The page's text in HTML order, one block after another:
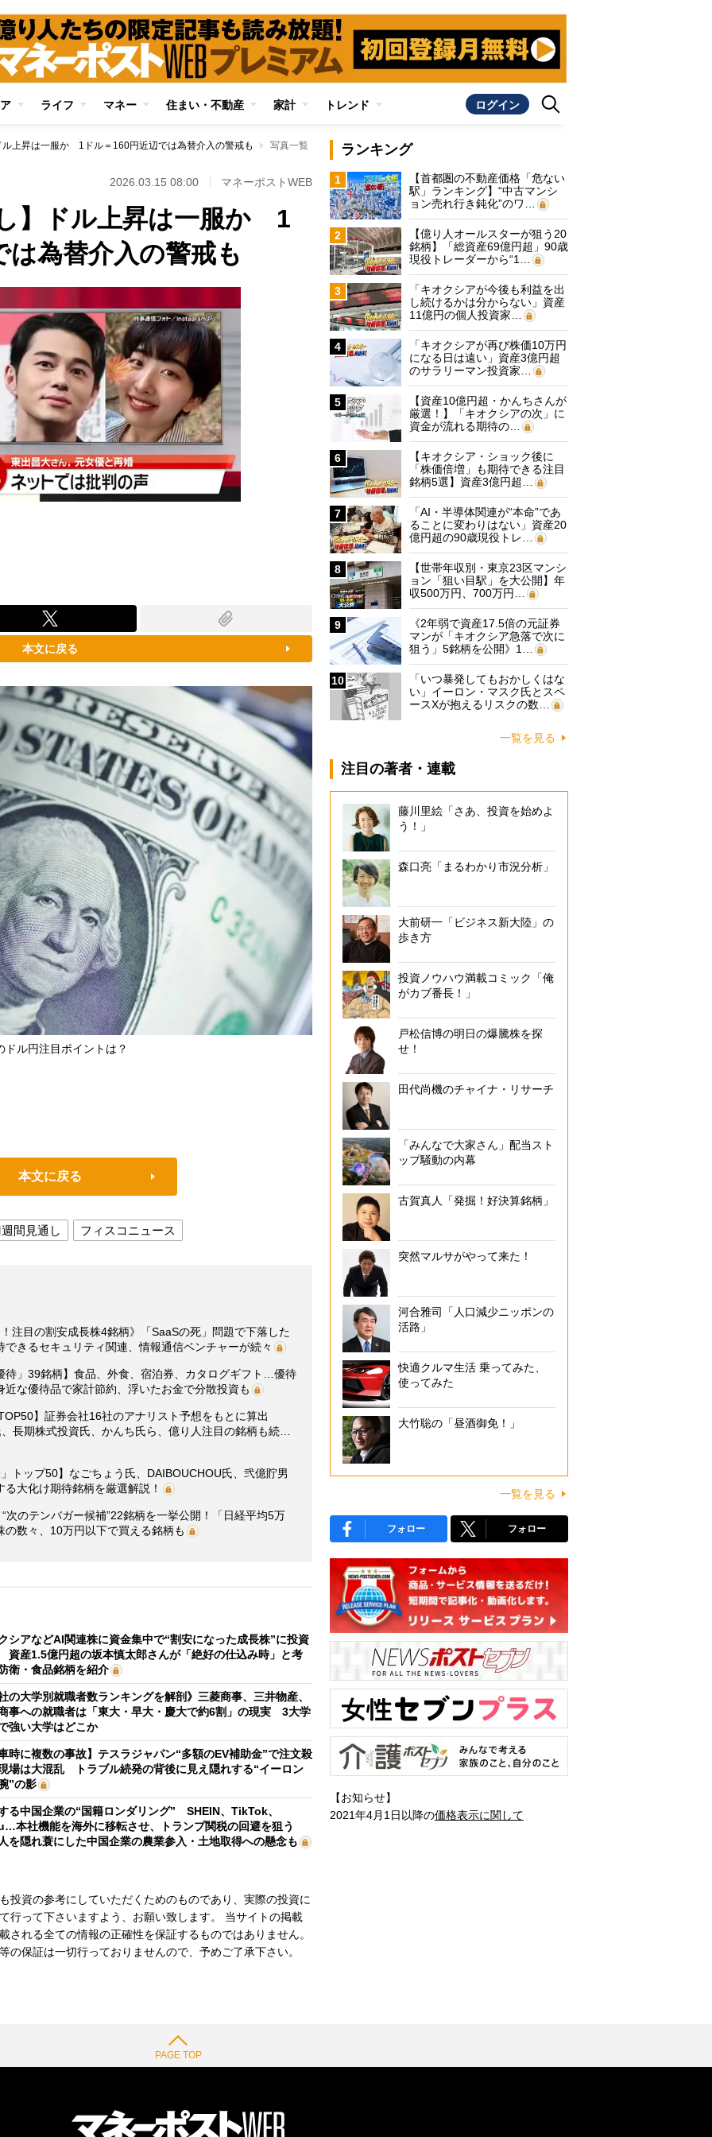
ライフ マネー 住まい・不動産 家計 トレンド ログイン
ル上昇は一服か 1ドル＝160円近辺では為替介入の警戒も 写真一覧
2026.03.15 08:00 マネーポストWEB
】ドル上昇は一服か 1
為替介入の警戒も
本文に戻る
ドル円注目ポイントは？
本文に戻る
間見通し フィスコニュース
注目の割安成長株4銘柄》「SaaSの死」問題で下落した
きるセキュリティ関連、情報通信ベンチャーが続々
待」39銘柄】食品、外食、宿泊券、カタログギフト…優待
な優待品で家計節約、浮いたお金で分散投資も
】証券会社16社のアナリスト予想をもとに算出
長期株式投資氏、かんち氏ら、億り人注目の銘柄も続…
トップ50】なごちょう氏、DAIBOUCHOU氏、弐億貯男
大化け期待銘柄を厳選解説！
次のテンバガー候補”22銘柄を一挙公開！「日経平均5万
数々、10万円以下で買える銘柄も
シアなどAI関連株に資金集中で“割安になった成長株”に投資
産1.5億円超の坂本慎太郎さんが「絶好の仕込み時」と考
衛・食品銘柄を紹介
の大学別就職者数ランキングを解剖》三菱商事、三井物産、
事への就職者は「東大・早大・慶大で約6割」の現実 3大学
強い大学はどこか
時に複数の事故】テスラジャパン“多額のEV補助金”で注文殺
場は大混乱 トラブル続発の背後に見え隠れする“イーロン
”の影
る中国企業の“国籍ロンダリング” SHEIN、TikTok、
本社機能を海外に移転させ、トランプ関税の回避を狙う
を隠れ蓑にした中国企業の農業参入・土地取得への懸念も
投資の参考にしていただくためのものであり、実際の投資に
行って下さいますよう、お願い致します。 当サイトの掲載
される全ての情報の正確性を保証するものではありません。
の保証は一切行っておりませんので、予めご了承下さい。
ランキング
1
【首都圏の不動産価格「危ない
駅」ランキング】“中古マンシ
ョン売れ行き鈍化”のワ…
2
【億り人オールスターが狙う20
銘柄】「総資産69億円超」90歳
現役トレーダーから“1…
3
「キオクシアが今後も利益を出
し続けるかは分からない」資産
11億円の個人投資家…
4
「キオクシアが再び株価10万円
になる日は遠い」資産3億円超
のサラリーマン投資家…
5
【資産10億円超・かんちさんが
厳選！】「キオクシアの次」に
資金が流れる期待の…
6
【キオクシア・ショック後に
「株価倍増」も期待できる注目
銘柄5選】資産3億円超…
7
「AI・半導体関連が“本命”であ
ることに変わりはない」資産20
億円超の90歳現役トレ…
8
【世帯年収別・東京23区マンシ
ョン「狙い目駅」を大公開】年
収500万円、700万円…
9
《2年弱で資産17.5倍の元証券
マンが「キオクシア急落で次に
狙う」5銘柄を公開》1…
10
「いつ暴発してもおかしくはな
い」イーロン・マスク氏とスペ
ースXが抱えるリスクの数…
一覧を見る
注目の著者・連載
藤川里絵「さあ、投資を始めよ
う！」
森口亮「まるわかり市況分析」
大前研一「ビジネス新大陸」の
歩き方
投資ノウハウ満載コミック「俺
がカブ番長！」
戸松信博の明日の爆騰株を探
せ！
田代尚機のチャイナ・リサーチ
「みんなで大家さん」配当スト
ップ騒動の内幕
古賀真人「発掘！好決算銘柄」
突然マルサがやって来た！
河合雅司「人口減少ニッポンの
活路」
快適クルマ生活 乗ってみた、
使ってみた
大竹聡の「昼酒御免！」
一覧を見る
フォロー フォロー
【お知らせ】
2021年4月1日以降の価格表示に関して
PAGE TOP